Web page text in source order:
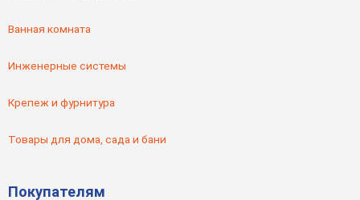
Ванная комната
Инженерные системы
Крепеж и фурнитура
Товары для дома, сада и бани
Покупателям